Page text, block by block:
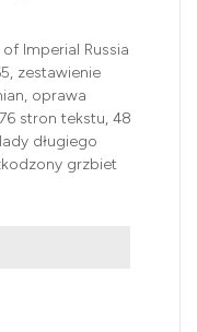
Imperial Russia
zestawienie
oprawa
stron tekstu, 48
długiego
grzbiet